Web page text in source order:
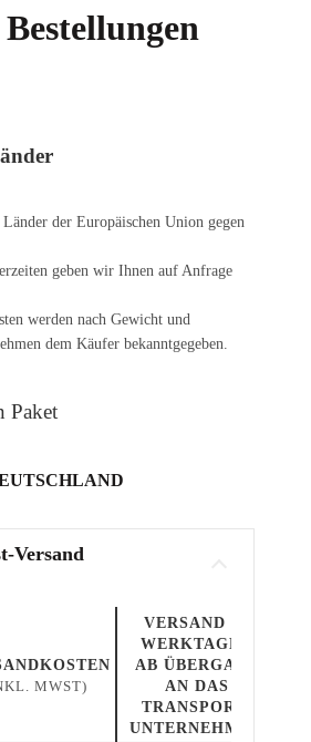
der Europäischen Union gegen
geben wir Ihnen auf Anfrage
werden nach Gewicht und
dem Käufer bekanntgegeben.
Paket
Versand
MWST)
VERSAND IN
WERKTAGEN
AB ÜBERGABE
AN DAS
TRANSPORT-
UNTERNEHMEN